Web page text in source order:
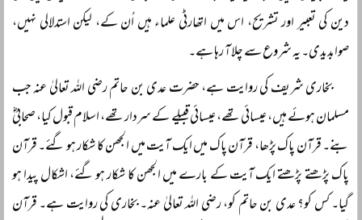
دین کی تعبیر اور تشریح، اس میں اتھارٹی علماء ہیں اُن کے، لیکن استدلالی نہیں،
صوابدیدی۔ یہ شروع سے چلا آ رہا ہے۔
بخاری شریف کی روایت ہے، حضرت عدی بن حاتم رضی اللہ تعالیٰ عنہ جب
مسلمان ہوئے ہیں، عیسائی تھے، عیسائی قبیلے کے سردار تھے، اسلام قبول کیا، صحابیؓ
بنے۔ قرآن پاک پڑھا، قرآن پاک میں ایک آیت میں الجھن کا شکار ہو گئے۔ قرآن
پاک پڑھتے پڑھتے ایک آیت کے بارے میں الجھن کا شکار ہو گئے، اشکال پیدا ہو
گیا۔ کس کو؟ عدی بن حاتم کو، رضی اللہ تعالیٰ عنہ۔ بخاری کی روایت ہے۔ قرآن